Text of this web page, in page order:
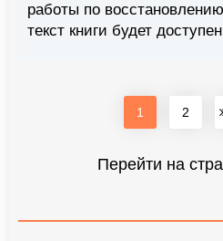
работы по
текст книги будет доступен
1 2
Перейти на